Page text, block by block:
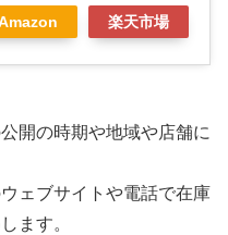
楽天市場
開の時期や地域や店舗に
ェブサイトや電話で在庫
ます。